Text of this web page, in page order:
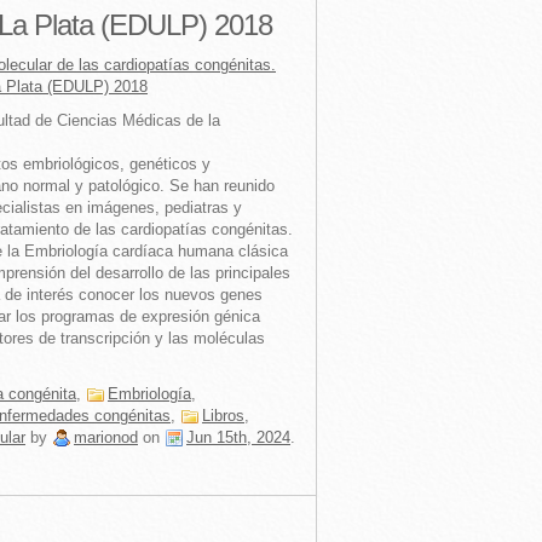
Plata (EDULP) 2018
de las cardiopatías congénitas.
(EDULP) 2018
de Ciencias Médicas de la
embriológicos, genéticos y
normal y patológico. Se han reunido
en imágenes, pediatras y
de las cardiopatías congénitas.
Embriología cardíaca humana clásica
del desarrollo de las principales
interés conocer los nuevos genes
los programas de expresión génica
de transcripción y las moléculas
congénita, Embriología,
congénitas, Libros,
by marionod on Jun 15th, 2024.